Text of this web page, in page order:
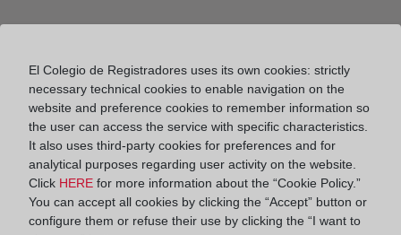
Colegio de Registradores
Diego de León, 21. 28006 Madrid
El Colegio de Registradores uses its own cookies: strictly
necessary technical cookies to enable navigation on the
website and preference cookies to remember information so
the user can access the service with specific characteristics.
It also uses third-party cookies for preferences and for
analytical purposes regarding user activity on the website.
Click HERE for more information about the “Cookie Policy.”
You can accept all cookies by clicking the “Accept” button or
configure them or refuse their use by clicking the “I want to